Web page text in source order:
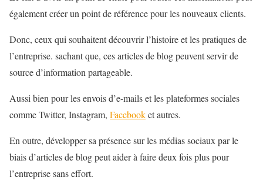
également créer un point de référence pour les nouveaux clients.
Donc, ceux qui souhaitent découvrir l’histoire et les pratiques de
l’entreprise. sachant que, ces articles de blog peuvent servir de
source d’information partageable.
Aussi bien pour les envois d’e-mails et les plateformes sociales
comme Twitter, Instagram, Facebooket autres.
En outre, développer sa présence sur les médias sociaux par le
biais d’articles de blog peut aider à faire deux fois plus pour
l’entreprise sans effort.